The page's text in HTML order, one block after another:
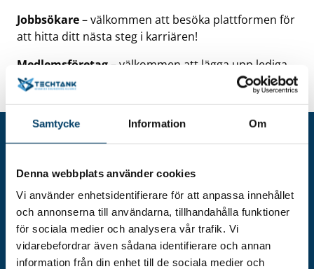
Samtycke Information Om
Denna webbplats använder cookies
Vi använder enhetsidentifierare för att anpassa innehållet
och annonserna till användarna, tillhandahålla funktioner
för sociala medier och analysera vår trafik. Vi
vidarebefordrar även sådana identifierare och annan
information från din enhet till de sociala medier och
Jobbsökare– välkommen att besöka plattformen för
att hitta ditt nästa steg i karriären!
Medlemsföretag – välkommen att lägga upp lediga
tjänster på plattformen!